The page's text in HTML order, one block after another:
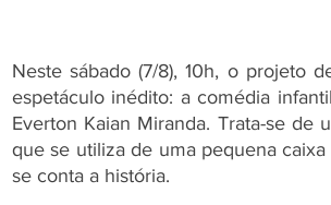
Neste sábado (7/8), 10h, o projeto
espetáculo inédito: a comédia
Everton Kaian Miranda. Trata-se de
que se utiliza de uma pequena
se conta a história.